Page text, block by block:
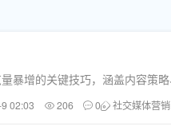
增的关键技巧，涵盖内容策
02:03 206 0 社交媒体营销